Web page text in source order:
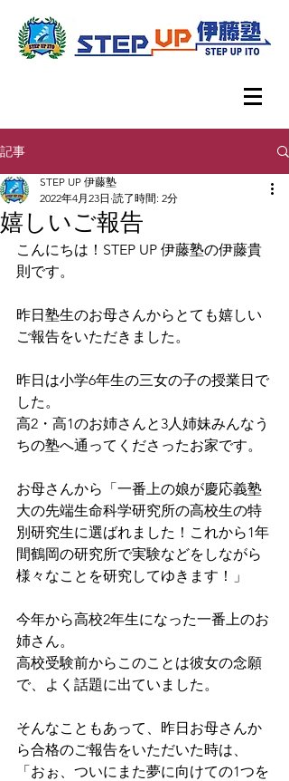
記事
嬉しいご報告
STEP UP 伊藤塾
2022年4月23日 読了時間: 2分
こんにちは！STEP UP 伊藤塾の伊藤貴
則です。
昨日塾生のお母さんからとても嬉しい
ご報告をいただきました。
昨日は小学6年生の三女の子の授業日で
した。
高2・高1のお姉さんと3人姉妹みんなう
ちの塾へ通ってくださったお家です。
お母さんから「一番上の娘が慶応義塾
大の先端生命科学研究所の高校生の特
別研究生に選ばれました！これから1年
間鶴岡の研究所で実験などをしながら
様々なことを研究してゆきます！」
今年から高校2年生になった一番上のお
姉さん。
高校受験前からこのことは彼女の念願
で、よく話題に出ていました。
そんなこともあって、昨日お母さんか
ら合格のご報告をいただいた時は、
「おぉ、ついにまた夢に向けての1つを